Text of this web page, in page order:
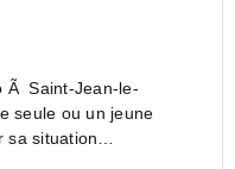
Ã Saint-Jean-le-
seule ou un jeune
sa situation